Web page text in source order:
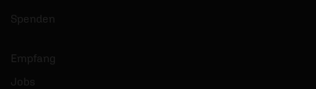
Spenden
Empfang
Jobs